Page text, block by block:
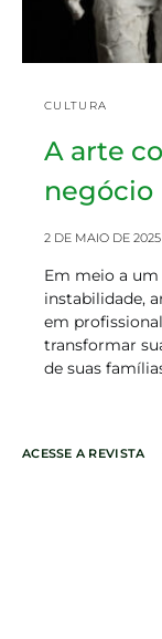
CULTURA
A arte
negócio
2 DE MAIO DE 2025
Em meio a
instabilidade,
em
transformar
de suas
ACESSE A REVISTA